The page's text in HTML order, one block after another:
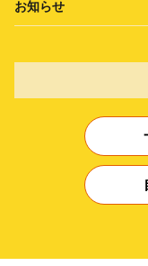
お知らせ